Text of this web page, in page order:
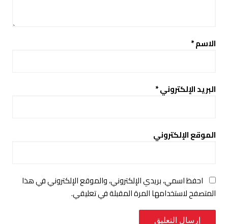
الاسم*
البريد الإلكتروني*
الموقع الإلكتروني
احفظ اسمي، بريدي الإلكتروني، والموقع الإلكتروني في هذا
المتصفح لاستخدامها المرة المقبلة في تعليقي.